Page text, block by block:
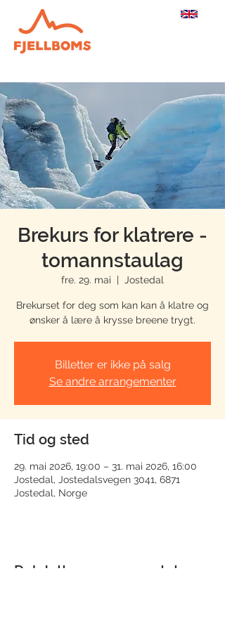
Brekurs for klatrere -
tomannstaulag
fre. 29. mai
  |
Jostedal
Brekurset for deg som kan kan å klatre og
ønsker å lære å krysse breene trygt.
Billetter er ikke på salg
Se andre arrangementer
Tid og sted
29. mai 2026, 19:00 – 31. mai 2026, 16:00
Jostedal, Jostedalsvegen 3041, 6871
Jostedal, Norge
Del dette arrangementet